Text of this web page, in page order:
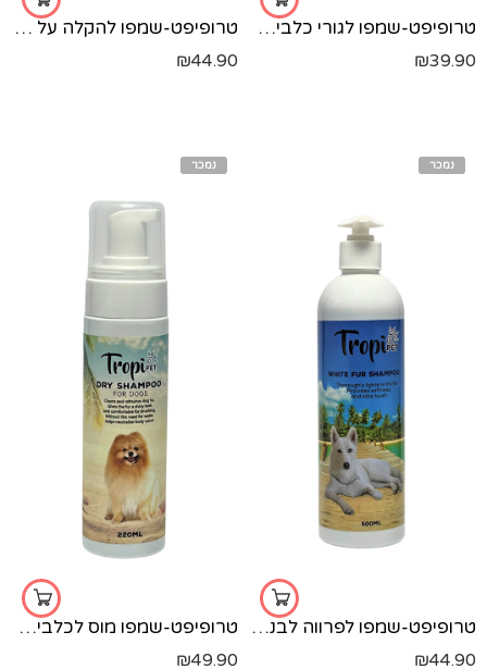
טרופיפט-שמפו לגורי כלבים-250 מל'
₪39.90
טרופיפט-שמפו להקלה על גירודים טרופיפט 500 מל'
₪44.90
נמכר
טרופיפט-שמפו לפרווה לבנה-500 מל'
₪44.90
נמכר
טרופיפט-שמפו מוס לכלבים-220 מל'
₪49.90